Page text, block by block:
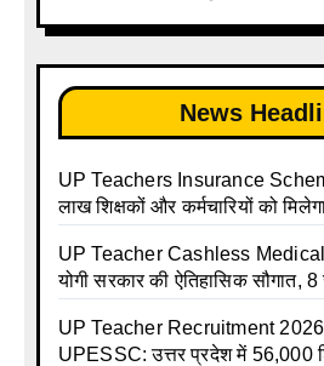
holiday calendar |
List 2025
News
UP Teachers Insurance
लाख शिक्षकों और कर्मचारियों को
UP Teacher Cashless
योगी सरकार की ऐतिहासिक
UP Teacher Recruitment
UPESSC: उत्तर प्रदेश में 56,000